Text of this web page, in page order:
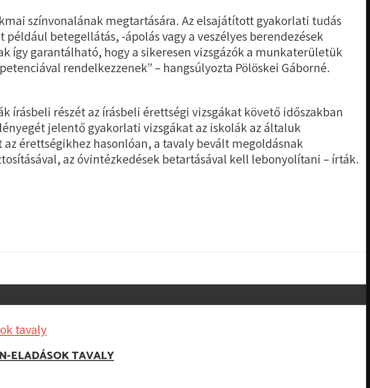
színvonalának megtartására. Az elsajátított gyakorlati tudás
betegellátás, -ápolás vagy a veszélyes berendezések
így garantálható, hogy a sikeresen vizsgázók a munkaterületük
rendelkezzenek” – hangsúlyozta Pölöskei Gáborné.
írásbeli részét az írásbeli érettségi vizsgákat követő időszakban
jelentő gyakorlati vizsgákat az iskolák az általuk
érettségikhez hasonlóan, a tavaly bevált megoldásnak
az óvintézkedések betartásával kell lebonyolítani – írták.
ELADÁSOK TAVALY